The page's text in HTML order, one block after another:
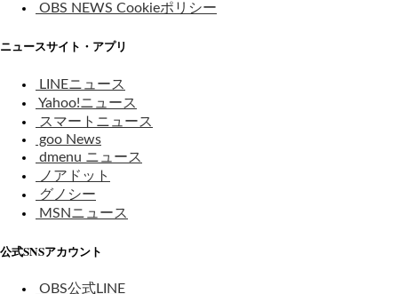
OBS NEWS Cookieポリシー
ニュースサイト・アプリ
LINEニュース
Yahoo!ニュース
スマートニュース
goo News
dmenu ニュース
ノアドット
グノシー
MSNニュース
公式SNSアカウント
OBS公式LINE